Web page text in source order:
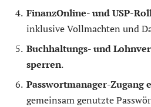
FinanzOnline- und USP-
inklusive Vollmachten und
Buchhaltungs- und
sperren.
Passwortmanager-Zugang
gemeinsam genutzte